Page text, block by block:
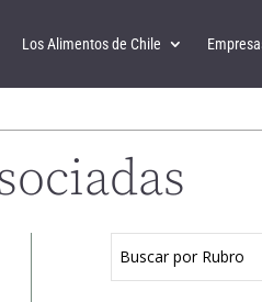
Los Alimentos de Chile
Buscar por Rubro